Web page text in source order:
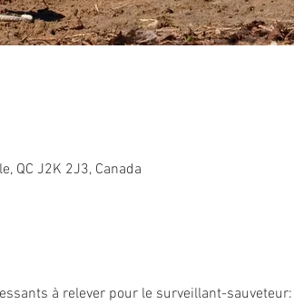
QC J2K 2J3, Canada
à relever pour le surveillant-